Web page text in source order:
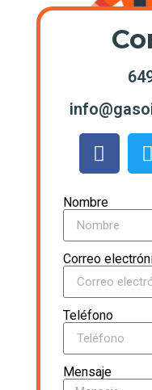
Nombre
Correo
Teléfono
Mensaje